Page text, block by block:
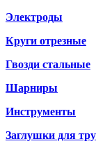
Электроды
Круги отрезные
Гвозди стальные
Шарниры
Инструменты
Заглушки для